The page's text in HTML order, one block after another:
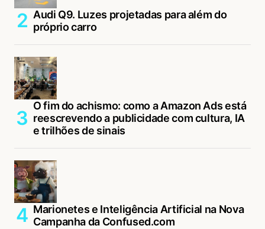
Audi Q9. Luzes projetadas para além do
próprio carro
O fim do achismo: como a Amazon Ads está
reescrevendo a publicidade com cultura, IA
e trilhões de sinais
Marionetes e Inteligência Artificial na Nova
Campanha da Confused.com